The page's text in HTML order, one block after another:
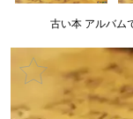
古い本 アルバム